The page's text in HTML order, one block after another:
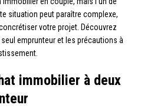
situation peut paraître complexe,
votre projet. Découvrez
emprunteur et les précautions à
immobilier à deux